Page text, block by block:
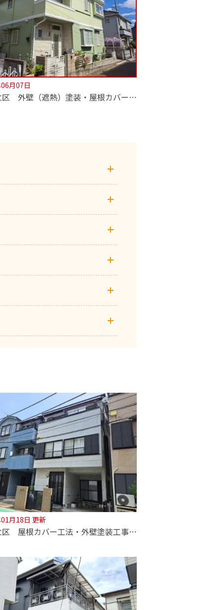
月07日
【足立区 外壁（遮熱）塗装・屋根カバー工法工事】深井塗装はカバー工法も専門！
月18日 更新
【足立区 屋根カバー工法・外壁塗装工事】断熱材の厚みが違う！屋根材の選定も深井塗装にお任せください！